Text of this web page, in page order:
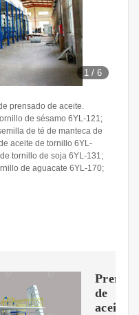
1 /6
prensado de aceite.
de sésamo 6YL-121;
de té de manteca de
aceite de tornillo 6YL-
tornillo de soja 6YL-131;
de aguacate 6YL-170;
Prensa
de
aceite